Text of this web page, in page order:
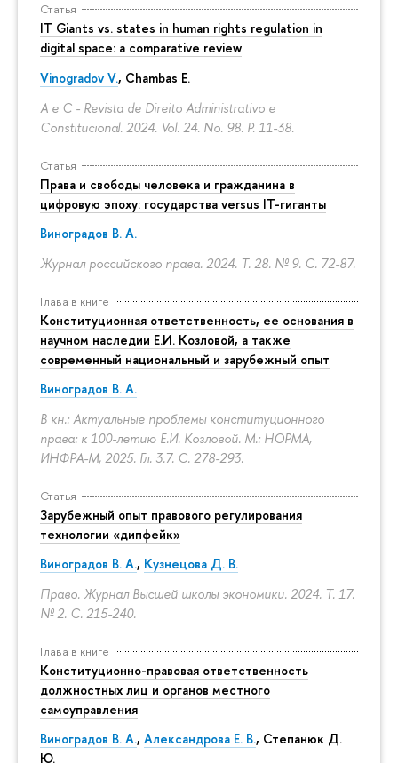
Статья
IT Giants vs. states in human rights regulation in
digital space: a comparative review
Vinogradov V., Chambas E.
A e C - Revista de Direito Administrativo e
Constitucional. 2024. Vol. 24. No. 98. P. 11-38.
Статья
Права и свободы человека и гражданина в
цифровую эпоху: государства versus IT-гиганты
Виноградов В. А.
Журнал российского права. 2024. Т. 28. № 9. С. 72-87.
Глава в книге
Конституционная ответственность, ее основания в
научном наследии Е.И. Козловой, а также
современный национальный и зарубежный опыт
Виноградов В. А.
В кн.: Актуальные проблемы конституционного
права: к 100-летию Е.И. Козловой. М.: НОРМА,
ИНФРА-М, 2025. Гл. 3.7. С. 278-293.
Статья
Зарубежный опыт правового регулирования
технологии «дипфейк»
Виноградов В. А., Кузнецова Д. В.
Право. Журнал Высшей школы экономики. 2024. Т. 17.
№ 2. С. 215-240.
Глава в книге
Конституционно-правовая ответственность
должностных лиц и органов местного
самоуправления
Виноградов В. А., Александрова Е. В., Степанюк Д.
Ю.